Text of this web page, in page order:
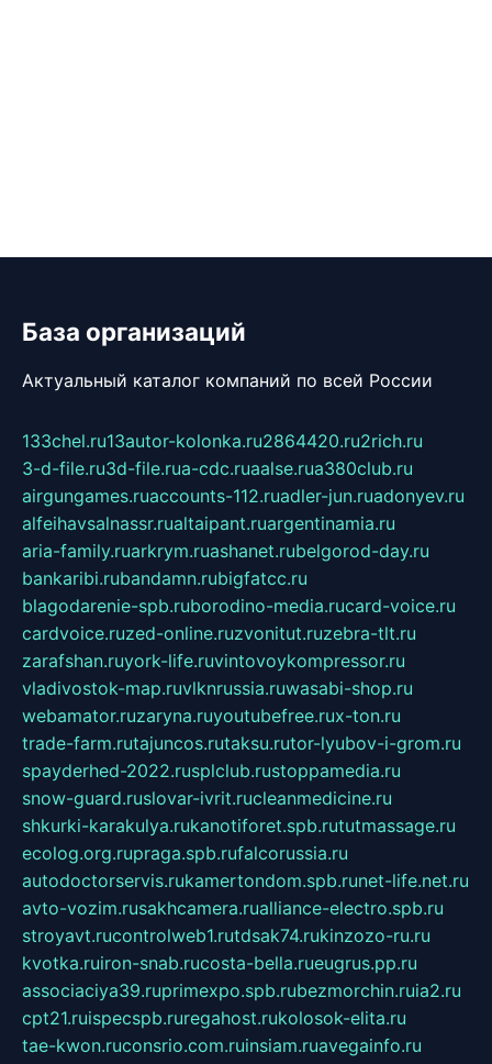
База организаций
Актуальный каталог компаний по всей России
133chel.ru13autor-kolonka.ru2864420.ru2rich.ru
3-d-file.ru3d-file.rua-cdc.ruaalse.rua380club.ru
airgungames.ruaccounts-112.ruadler-jun.ruadonyev.ru
alfeihavsalnassr.rualtaipant.ruargentinamia.ru
aria-family.ruarkrym.ruashanet.rubelgorod-day.ru
bankaribi.rubandamn.rubigfatcc.ru
blagodarenie-spb.ruborodino-media.rucard-voice.ru
cardvoice.ruzed-online.ruzvonitut.ruzebra-tlt.ru
zarafshan.ruyork-life.ruvintovoykompressor.ru
vladivostok-map.ruvlknrussia.ruwasabi-shop.ru
webamator.ruzaryna.ruyoutubefree.rux-ton.ru
trade-farm.rutajuncos.rutaksu.rutor-lyubov-i-grom.ru
spayderhed-2022.rusplclub.rustoppamedia.ru
snow-guard.ruslovar-ivrit.rucleanmedicine.ru
shkurki-karakulya.rukanotiforet.spb.rututmassage.ru
ecolog.org.rupraga.spb.rufalcorussia.ru
autodoctorservis.rukamertondom.spb.runet-life.net.ru
avto-vozim.rusakhcamera.rualliance-electro.spb.ru
stroyavt.rucontrolweb1.rutdsak74.rukinzozo-ru.ru
kvotka.ruiron-snab.rucosta-bella.rueugrus.pp.ru
associaciya39.ruprimexpo.spb.rubezmorchin.ruia2.ru
cpt21.ruispecspb.ruregahost.rukolosok-elita.ru
tae-kwon.ruconsrio.com.ruinsiam.ruavegainfo.ru